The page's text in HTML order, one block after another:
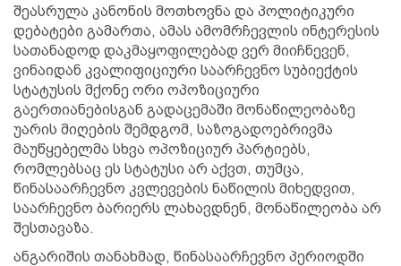
შეასრულა კანონის მოთხოვნა და პოლიტიკური
დებატები გამართა, ამას ამომრჩევლის ინტერესის
სათანადოდ დაკმაყოფილებად ვერ მიიჩნევენ,
ვინაიდან კვალიფიციური საარჩევნო სუბიექტის
სტატუსის მქონე ორი ოპოზიციური
გაერთიანებისგან გადაცემაში მონაწილეობაზე
უარის მიღების შემდგომ, საზოგადოებრივმა
მაუწყებელმა სხვა ოპოზიციურ პარტიებს,
რომლებსაც ეს სტატუსი არ აქვთ, თუმცა,
წინასაარჩევნო კვლევების ნაწილის მიხედვით,
საარჩევნო ბარიერს ლახავდნენ, მონაწილეობა არ
შესთავაზა.
ანგარიშის თანახმად, წინასაარჩევნო პერიოდში